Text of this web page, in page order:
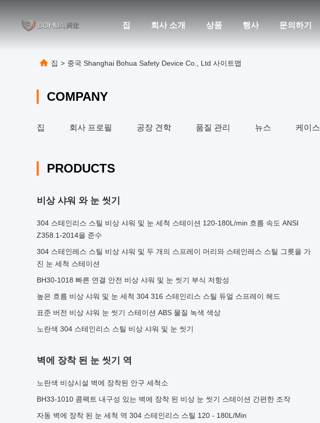
집 회사 소개 상품 행사 문의하기
집 > 중국 Shanghai Bohua Safety Device Co., Ltd 사이트맵
COMPANY
집 회사 프로필 공장 견학 품질 관리 뉴스 케이스
PRODUCTS
비상 샤워 와 눈 씻기
304 스테인리스 스틸 비상 샤워 및 눈 세척 스테이션 120-180L/min 흐름 속도 ANSI
Z358.1-2014을 준수
304 스테인레스 스틸 비상 샤워 및 두 개의 스프레이 머리와 스테인레스 스틸 그릇을 가
진 눈 세척 스테이션
BH30-1018 빠른 연결 안전 비상 샤워 및 눈 씻기 부식 저항성
높은 흐름 비상 샤워 및 눈 세척 304 316 스테인리스 스틸 듀얼 스프레이 헤드
표준 버전 비상 샤워 눈 씻기 스테이션 ABS 물질 녹색 색상
노란색 304 스테인리스 스틸 비상 샤워 및 눈 씻기
벽에 장착 된 눈 씻기 역
노란색 비상시설 벽에 장착된 안구 세척소
BH33-1010 콤팩트 내구성 있는 벽에 장착 된 비상 눈 씻기 스테이션 간편한 조작
자동 벽에 장착 된 눈 세척 역 304 스테인리스 스틸 120 - 180L/Min